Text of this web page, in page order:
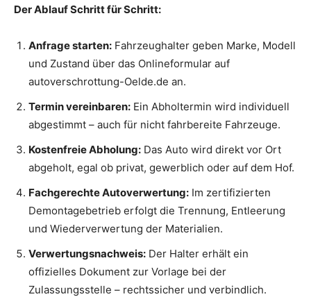
Der Ablauf Schritt für Schritt:
Anfrage starten: Fahrzeughalter geben Marke, Modell
und Zustand über das Onlineformular auf
autoverschrottung-Oelde.de an.
Termin vereinbaren: Ein Abholtermin wird individuell
abgestimmt – auch für nicht fahrbereite Fahrzeuge.
Kostenfreie Abholung: Das Auto wird direkt vor Ort
abgeholt, egal ob privat, gewerblich oder auf dem Hof.
Fachgerechte Autoverwertung: Im zertifizierten
Demontagebetrieb erfolgt die Trennung, Entleerung
und Wiederverwertung der Materialien.
Verwertungsnachweis: Der Halter erhält ein
offizielles Dokument zur Vorlage bei der
Zulassungsstelle – rechtssicher und verbindlich.